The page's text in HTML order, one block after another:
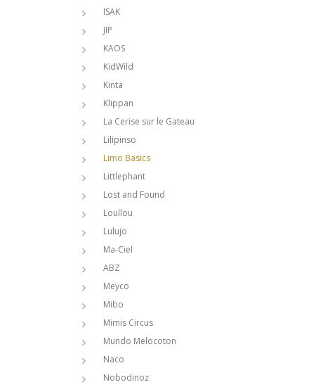
ISAK
JIP
KAOS
KidWild
Kinta
Klippan
La Cerise sur le Gateau
Lilipinso
Limo Basics
Littlephant
Lost and Found
Loullou
Lulujo
Ma-Ciel
ABZ
Meyco
Mibo
Mimis Circus
Mundo Melocoton
Naco
Nobodinoz